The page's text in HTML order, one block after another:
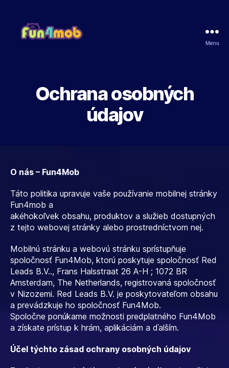
Menu
Ochrana osobných
údajov
O nás – Fun4Mob
Táto politika upravuje vaše používanie mobilnej stránky
Fun4mob a
akéhokoľvek obsahu, produktov a služieb dostupných
z tejto webovej stránky alebo prostredníctvom nej.
Mobilnú stránku a webovú stránku sprístupňuje
spoločnosť Fun4Mob, ktorú poskytuje spoločnosť Red
Leads B.V.., Frans Halsstraat 26 A-H ; 1072 BR
Amsterdam, The Netherlands, registrovaná spoločnosť
v Nizozemi. Red Leads B.V. je poskytovateľom obsahu
a prevádzkuje ho spoločnosť Fun4Mob.
Spoločne ponúkame možnosti predplatného Fun4Mob
a získate prístup k hrám, aplikáciám a ďalším.
Účel týchto zásad ochrany osobných údajov